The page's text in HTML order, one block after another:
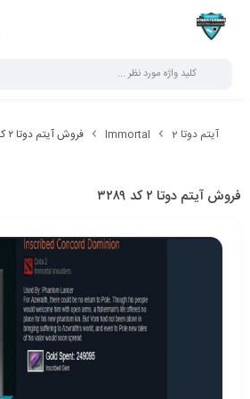
آیتم دوتا 2 Immortal فروش آیتم دوتا ۲ کد ۳۲۸۹
فروش آیتم دوتا ۲ کد ۳۲۸۹